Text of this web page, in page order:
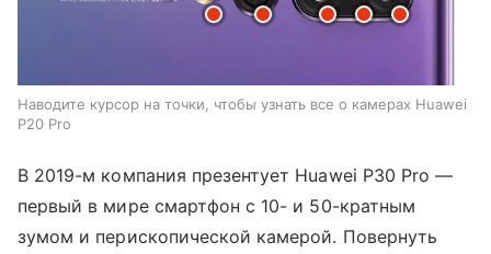
Наводите курсор на точки, чтобы узнать все о камерах Huawei
P20 Pro
В 2019-м компания презентует Huawei P30 Pro —
первый в мире смартфон с 10- и 50-кратным
зумом и перископической камерой. Повернуть